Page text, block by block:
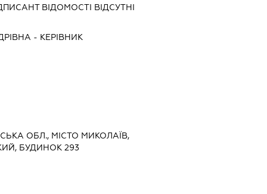
ВІДОМОСТІ ВІДСУТНІ
- КЕРІВНИК
ОБЛ., МІСТО МИКОЛАЇВ,
БУДИНОК 293